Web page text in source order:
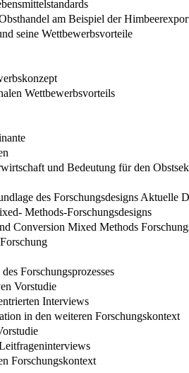
am Beispiel der
seine Wettbewerbsvorteile
Wettbewerbsvorteils
und Bedeutung für den
des Forschungsdesigns Aktuelle
Methods-Forschungsdesigns
Conversion Mixed Methods
Forschungsprozesses
Vorstudie
Interviews
in den weiteren Forschungskontext
Forschungskontext